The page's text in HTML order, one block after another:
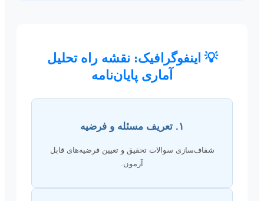
💡 اینفوگرافیک: نقشه راه تحلیل
آماری پایان‌نامه
شفاف‌سازی سوالات تحقیق و تعیین فرضیه‌های قابل
آزمون.